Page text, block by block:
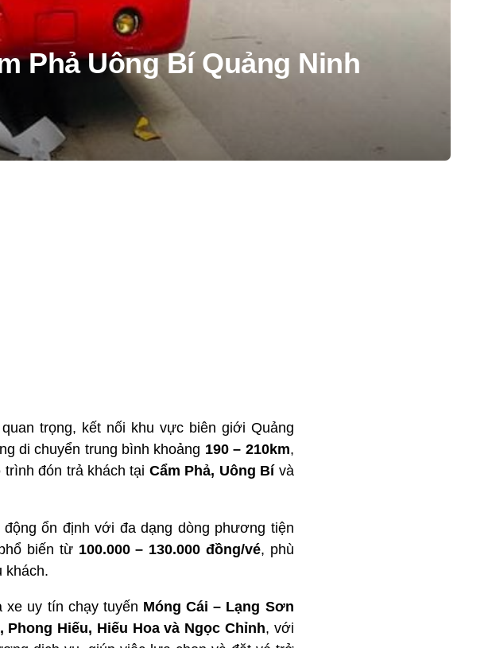
Phả Uông Bí Quảng Ninh
trọng, kết nối khu vực biên giới Quảng
di chuyển trung bình khoảng 190 – 210km,
trình đón trả khách tại Cẩm Phả, Uông Bí và
ổn định với đa dạng dòng phương tiện
biến từ 100.000 – 130.000 đồng/vé, phù
khách.
xe uy tín chạy tuyến Móng Cái – Lạng Sơn
Hiếu, Hiếu Hoa và Ngọc Chỉnh, với